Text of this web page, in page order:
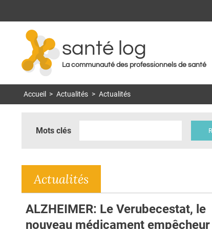
santé log
La communauté des professionnels de santé
Accueil > Actualités > Actualités
Mots clés
Actualités
ALZHEIMER: Le Verubecestat, le
nouveau médicament empêcheur